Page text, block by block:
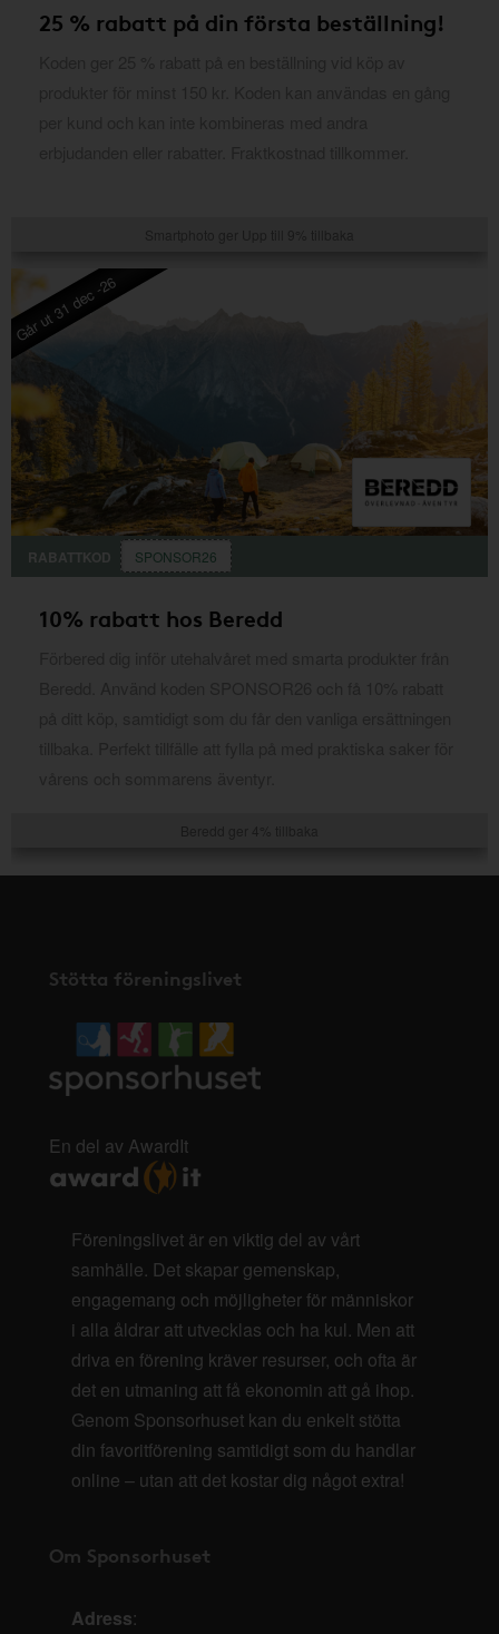
25 % rabatt på din första beställning!
Går ut 31 dec -26
RABATTKOD SPONSOR26
10% rabatt hos Beredd
Stötta föreningslivet
En del av AwardIt
Föreningslivet är en viktig del av vårt
samhälle. Det skapar gemenskap,
engagemang och möjligheter för människor
i alla åldrar att utvecklas och ha kul. Men att
driva en förening kräver resurser, och ofta är
det en utmaning att få ekonomin att gå ihop.
Genom Sponsorhuset kan du enkelt stötta
din favoritförening samtidigt som du handlar
online – utan att det kostar dig något extra!
Om Sponsorhuset
Adress: